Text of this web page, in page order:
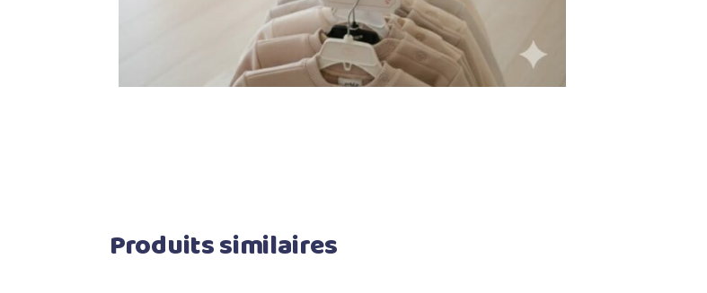
Produits similaires